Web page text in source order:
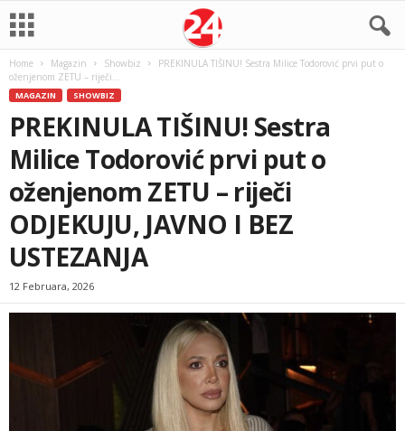
Home Magazin Showbiz
PREKINULA TIŠINU! Sestra Milice Todorović prvi put o
oženjenom ZETU – riječi...
MAGAZIN SHOWBIZ
PREKINULA TIŠINU! Sestra
Milice Todorović prvi put o
oženjenom ZETU – riječi
ODJEKUJU, JAVNO I BEZ
USTEZANJA
12 Februara, 2026